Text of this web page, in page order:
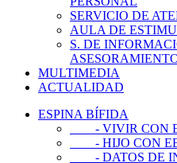
SERVICIO DE
AULA DE
S. DE
MULTIMEDIA
ACTUALIDAD
ESPINA BÍFIDA
- VIVIR CON
- HIJO CON
- DATOS DE